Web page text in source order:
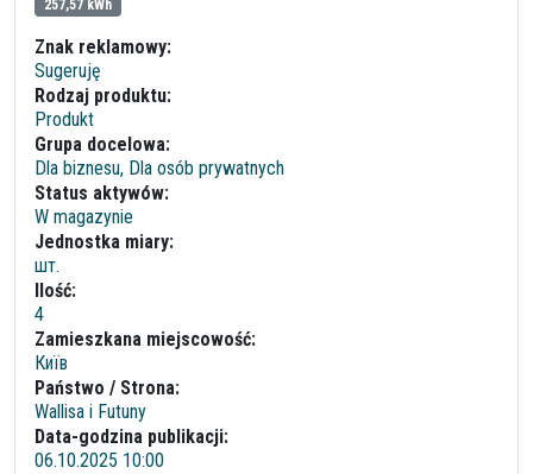
257,57 kWh
Znak reklamowy:
Sugeruję
Rodzaj produktu:
Produkt
Grupa docelowa:
Dla biznesu, Dla osób prywatnych
Status aktywów:
W magazynie
Jednostka miary:
шт.
Ilość:
4
Zamieszkana miejscowość:
Київ
Państwo / Strona:
Wallisa i Futuny
Data-godzina publikacji:
06.10.2025 10:00